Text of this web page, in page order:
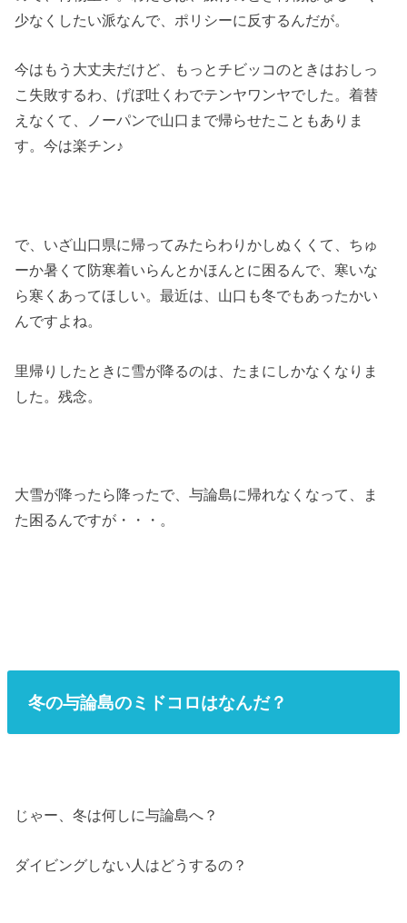
少なくしたい派なんで、ポリシーに反するんだが。
今はもう大丈夫だけど、もっとチビッコのときはおしっ
こ失敗するわ、げぼ吐くわでテンヤワンヤでした。着替
えなくて、ノーパンで山口まで帰らせたこともありま
す。今は楽チン♪
で、いざ山口県に帰ってみたらわりかしぬくくて、ちゅ
ーか暑くて防寒着いらんとかほんとに困るんで、寒いな
ら寒くあってほしい。最近は、山口も冬でもあったかい
んですよね。
里帰りしたときに雪が降るのは、たまにしかなくなりま
した。残念。
大雪が降ったら降ったで、与論島に帰れなくなって、ま
た困るんですが・・・。
冬の与論島のミドコロはなんだ？
じゃー、冬は何しに与論島へ？
ダイビングしない人はどうするの？